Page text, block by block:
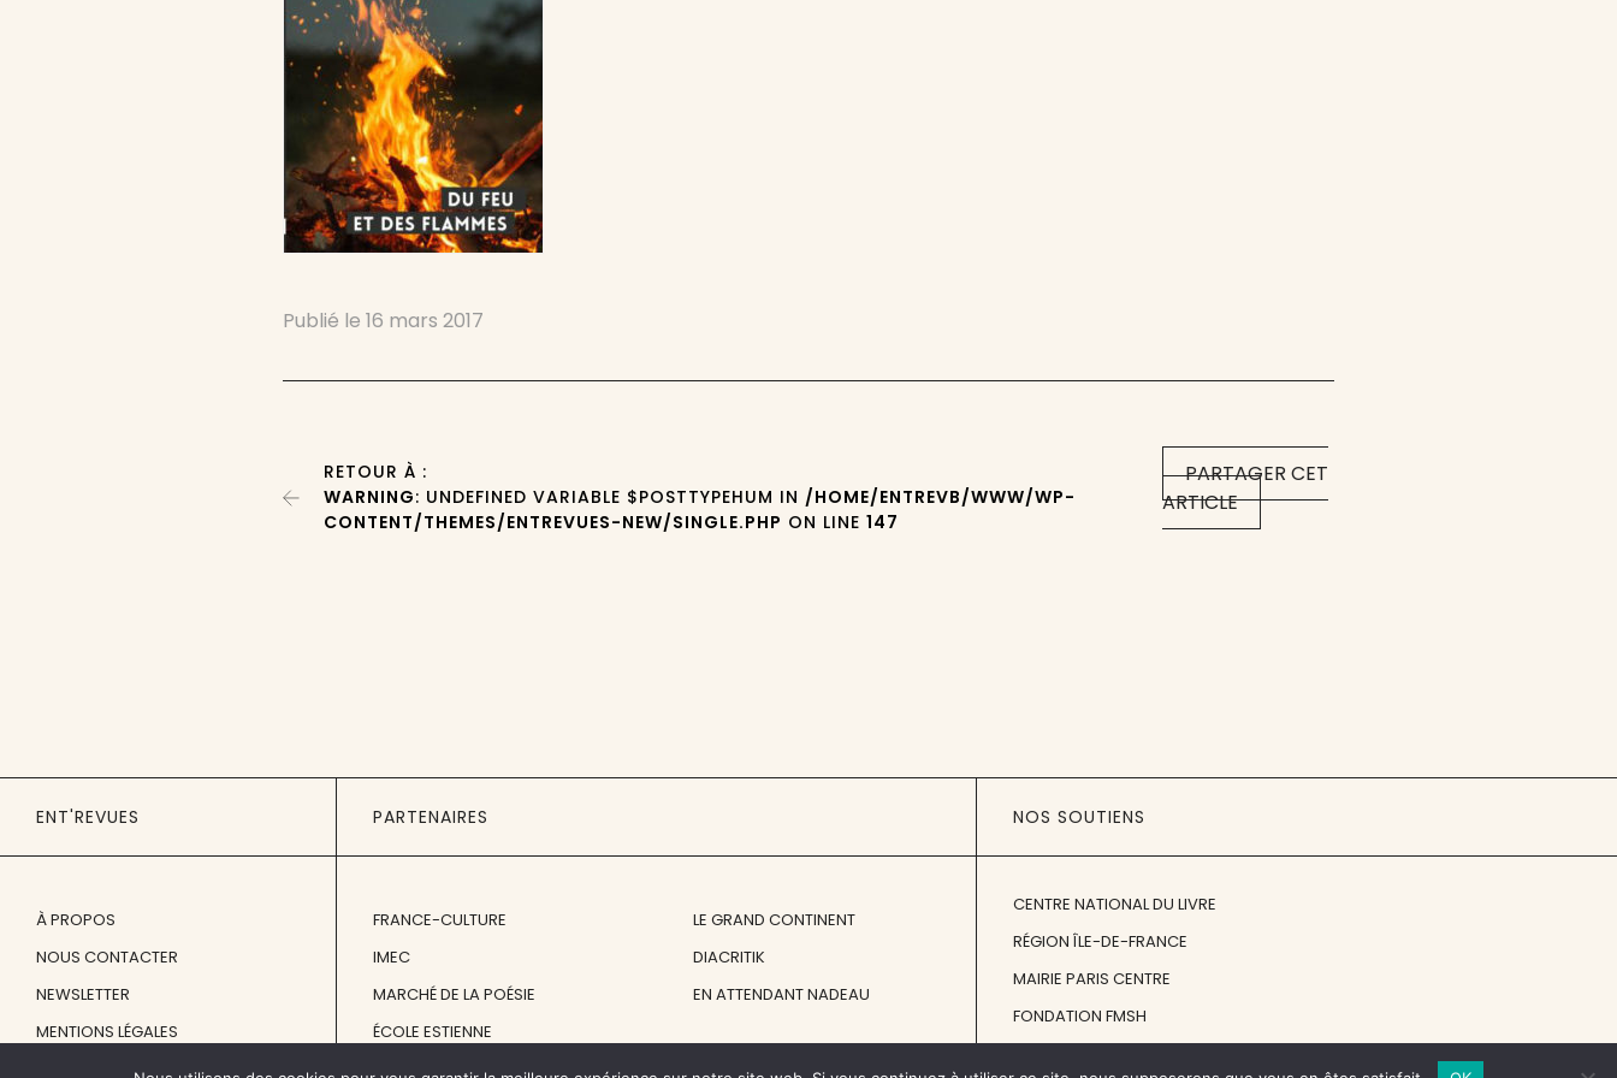
Publié le16 mars 2017
PARTAGER CET
ARTICLE
RETOUR À :
WARNING: UNDEFINED VARIABLE $POSTTYPEHUM IN /HOME/ENTREVB/WWW/WP-
CONTENT/THEMES/ENTREVUES-NEW/SINGLE.PHP ON LINE147
ENT'REVUES
À PROPOS
NOUS CONTACTER
NEWSLETTER
MENTIONS LÉGALES
PARTENAIRES
FRANCE-CULTURE
IMEC
MARCHÉ DE LA POÉSIE
ÉCOLE ESTIENNE
LE GRAND CONTINENT
DIACRITIK
EN ATTENDANT NADEAU
NOS SOUTIENS
CENTRE NATIONAL DU LIVRE
RÉGION ÎLE-DE-FRANCE
MAIRIE PARIS CENTRE
FONDATION FMSH